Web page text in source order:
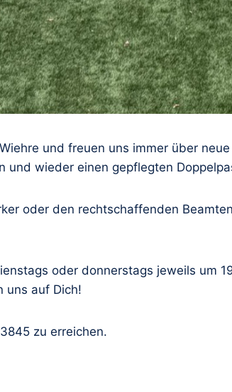
und freuen uns immer über
wieder einen gepflegten
oder den rechtschaffenden
oder donnerstags jeweils um
uns auf Dich!
zu erreichen.